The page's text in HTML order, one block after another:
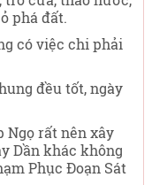
phá đất.
có việc chi phải
đều tốt, ngày
Ngọ rất nên xây
Dần khác không
Phục Đoạn Sát